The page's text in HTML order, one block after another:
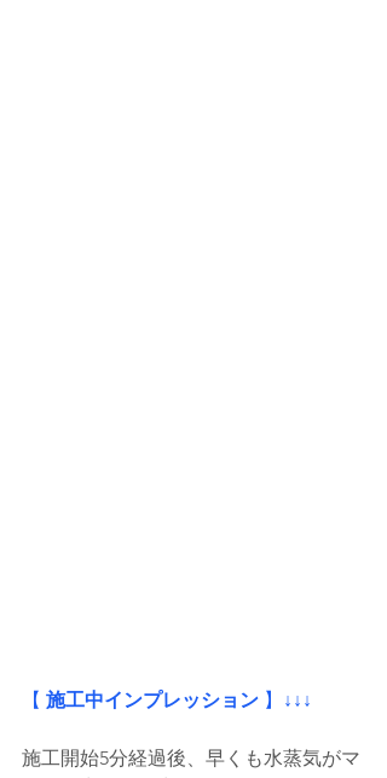
【 施工中インプレッション 】 ↓↓↓
施工開始5分経過後、早くも水蒸気がマ